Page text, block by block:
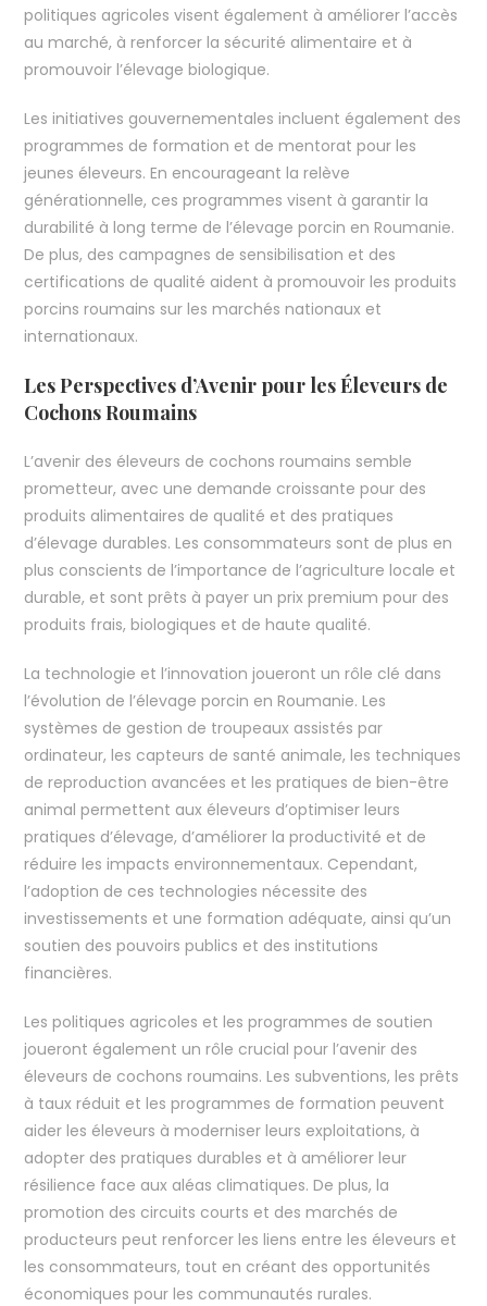
politiques agricoles visent également à améliorer l’accès
au marché, à renforcer la sécurité alimentaire et à
promouvoir l’élevage biologique.
Les initiatives gouvernementales incluent également des
programmes de formation et de mentorat pour les
jeunes éleveurs. En encourageant la relève
générationnelle, ces programmes visent à garantir la
durabilité à long terme de l’élevage porcin en Roumanie.
De plus, des campagnes de sensibilisation et des
certifications de qualité aident à promouvoir les produits
porcins roumains sur les marchés nationaux et
internationaux.
Les Perspectives d’Avenir pour les Éleveurs de
Cochons Roumains
L’avenir des éleveurs de cochons roumains semble
prometteur, avec une demande croissante pour des
produits alimentaires de qualité et des pratiques
d’élevage durables. Les consommateurs sont de plus en
plus conscients de l’importance de l’agriculture locale et
durable, et sont prêts à payer un prix premium pour des
produits frais, biologiques et de haute qualité.
La technologie et l’innovation joueront un rôle clé dans
l’évolution de l’élevage porcin en Roumanie. Les
systèmes de gestion de troupeaux assistés par
ordinateur, les capteurs de santé animale, les techniques
de reproduction avancées et les pratiques de bien-être
animal permettent aux éleveurs d’optimiser leurs
pratiques d’élevage, d’améliorer la productivité et de
réduire les impacts environnementaux. Cependant,
l’adoption de ces technologies nécessite des
investissements et une formation adéquate, ainsi qu’un
soutien des pouvoirs publics et des institutions
financières.
Les politiques agricoles et les programmes de soutien
joueront également un rôle crucial pour l’avenir des
éleveurs de cochons roumains. Les subventions, les prêts
à taux réduit et les programmes de formation peuvent
aider les éleveurs à moderniser leurs exploitations, à
adopter des pratiques durables et à améliorer leur
résilience face aux aléas climatiques. De plus, la
promotion des circuits courts et des marchés de
producteurs peut renforcer les liens entre les éleveurs et
les consommateurs, tout en créant des opportunités
économiques pour les communautés rurales.